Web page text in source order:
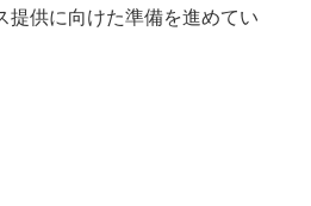
提供に向けた準備を進めてい